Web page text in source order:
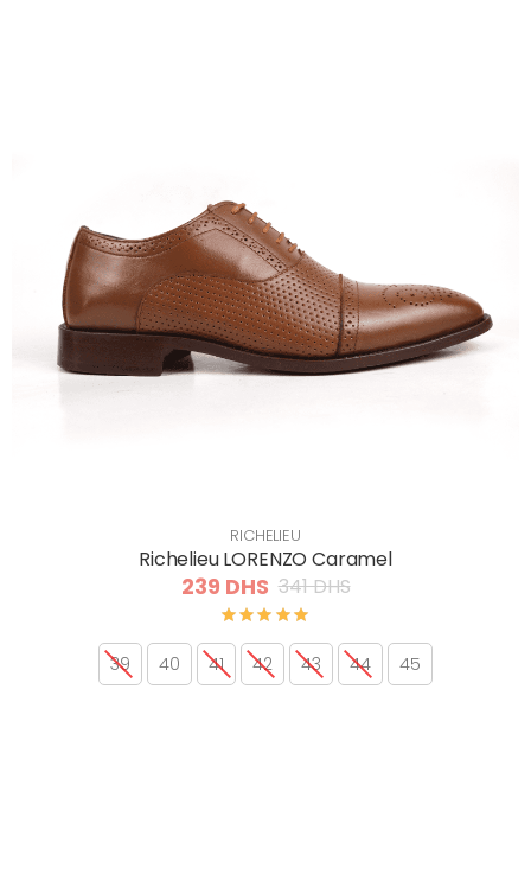
RICHELIEU
Richelieu LORENZO Caramel
239 DHS 341 DHS
39 40 41 42 43 44 45